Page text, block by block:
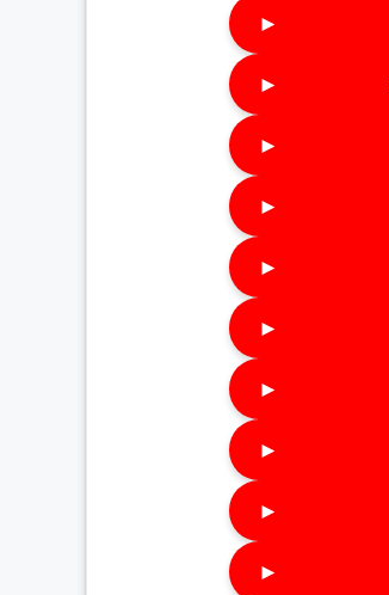
►
►
►
►
►
►
►
►
►
►